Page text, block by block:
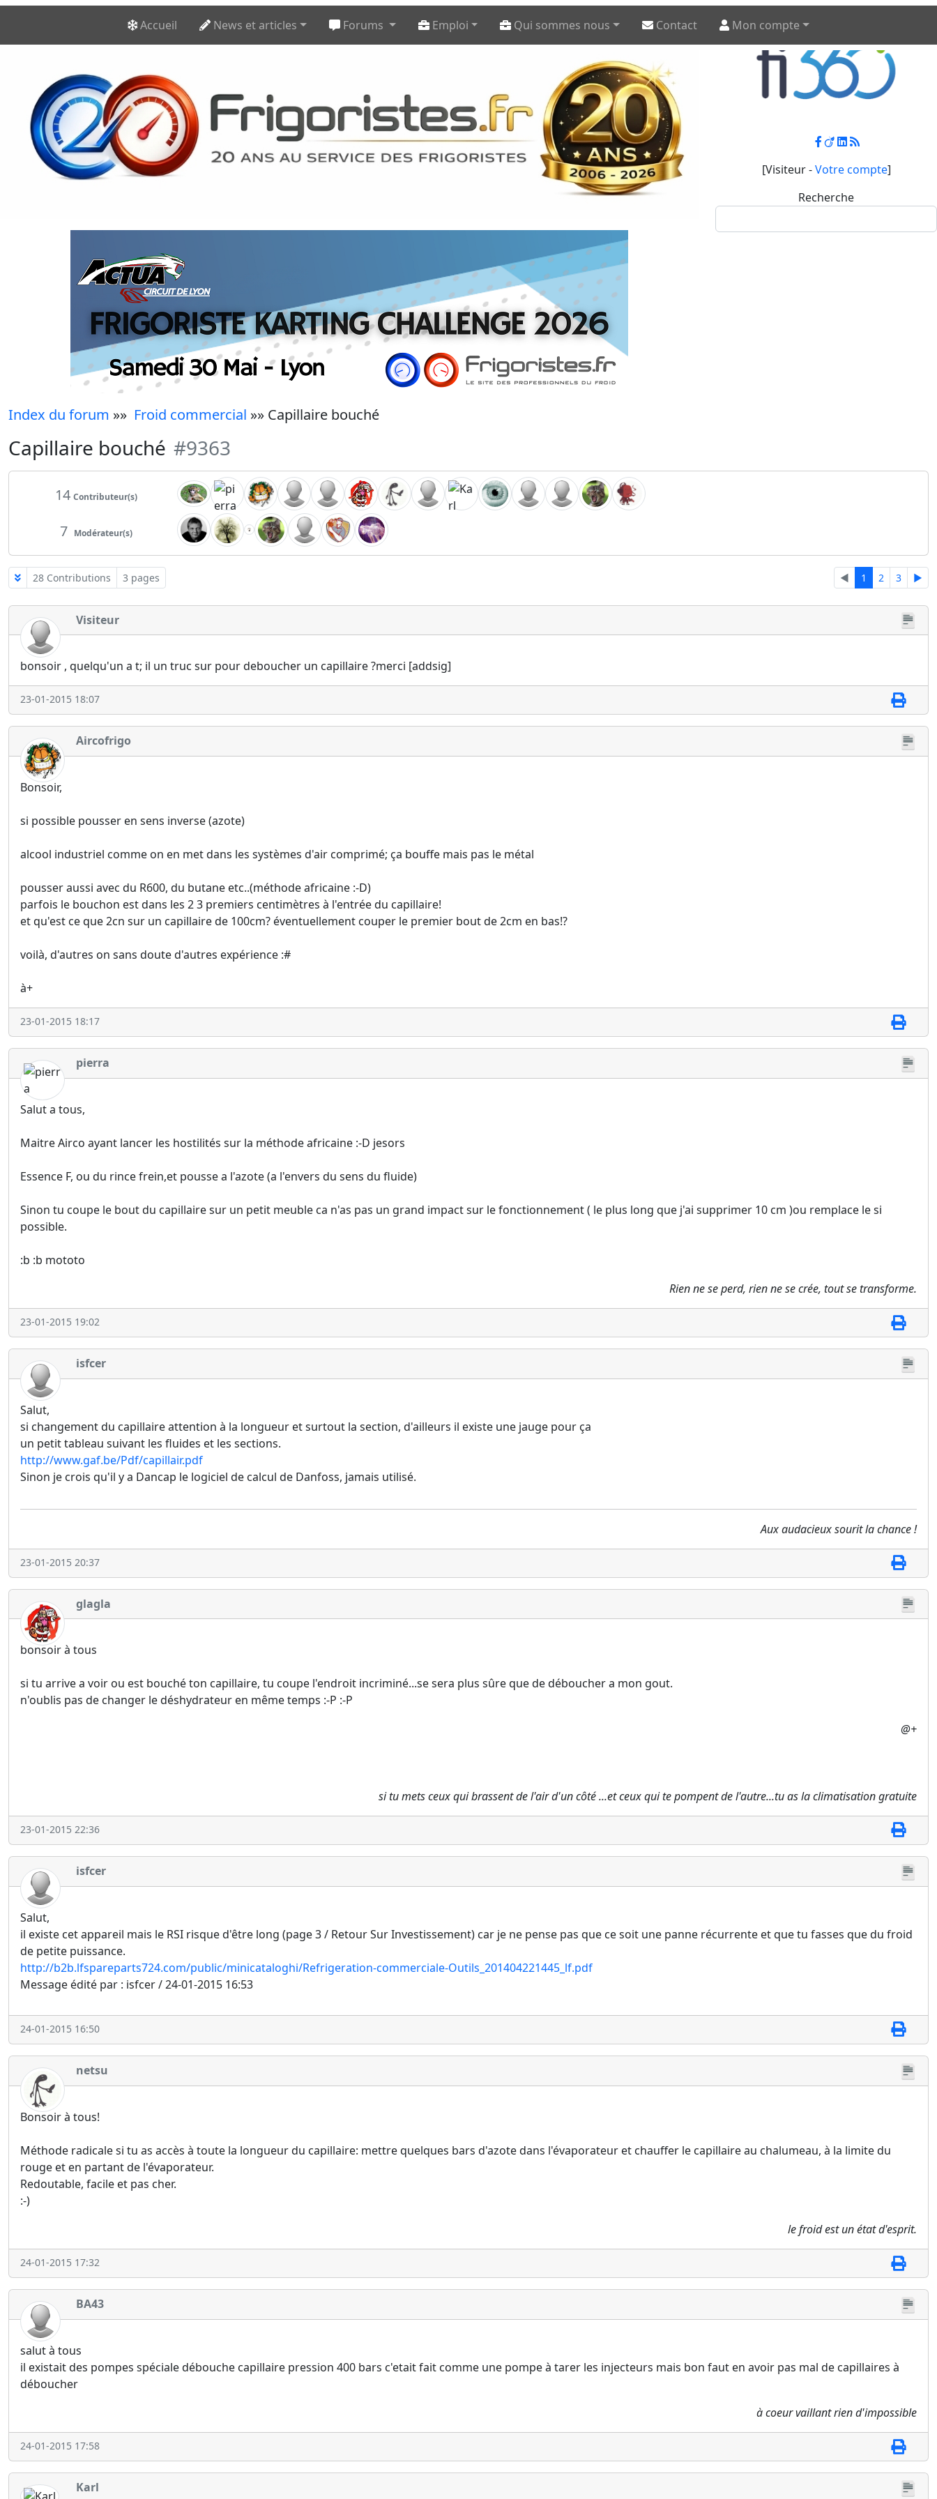
Accueil News et articles Forums Emploi Qui sommes nous Contact Mon compte
[Visiteur -Votre compte]
Recherche
Index du forum »» Froid commercial »» Capillaire bouché
Capillaire bouché #9363
14 Contributeur(s)
7 Modérateur(s)
28 Contributions 3 pages ◄ 1 2 3 ►
Visiteur
bonsoir , quelqu'un a t; il un truc sur pour deboucher un capillaire ?merci [addsig]
23-01-2015 18:07
Aircofrigo
Bonsoir,
si possible pousser en sens inverse (azote)
alcool industriel comme on en met dans les systèmes d'air comprimé; ça bouffe mais pas le métal
pousser aussi avec du R600, du butane etc..(méthode africaine :-D)
parfois le bouchon est dans les 2 3 premiers centimètres à l'entrée du capillaire!
et qu'est ce que 2cn sur un capillaire de 100cm? éventuellement couper le premier bout de 2cm en bas!?
voilà, d'autres on sans doute d'autres expérience :#
à+
23-01-2015 18:17
pierra
Salut a tous,
Maitre Airco ayant lancer les hostilités sur la méthode africaine :-D jesors
Essence F, ou du rince frein,et pousse a l'azote (a l'envers du sens du fluide)
Sinon tu coupe le bout du capillaire sur un petit meuble ca n'as pas un grand impact sur le fonctionnement ( le plus long que j'ai supprimer 10 cm )ou remplace le si
possible.
:b :b mototo
Rien ne se perd, rien ne se crée, tout se transforme.
23-01-2015 19:02
isfcer
Salut,
si changement du capillaire attention à la longueur et surtout la section, d'ailleurs il existe une jauge pour ça
un petit tableau suivant les fluides et les sections.
http://www.gaf.be/Pdf/capillair.pdf
Sinon je crois qu'il y a Dancap le logiciel de calcul de Danfoss, jamais utilisé.
Aux audacieux sourit la chance !
23-01-2015 20:37
glagla
bonsoir à tous
si tu arrive a voir ou est bouché ton capillaire, tu coupe l'endroit incriminé...se sera plus sûre que de déboucher a mon gout.
n'oublis pas de changer le déshydrateur en même temps :-P :-P
@+
si tu mets ceux qui brassent de l'air d'un côté ...et ceux qui te pompent de l'autre...tu as la climatisation gratuite
23-01-2015 22:36
isfcer
Salut,
il existe cet appareil mais le RSI risque d'être long (page 3 / Retour Sur Investissement) car je ne pense pas que ce soit une panne récurrente et que tu fasses que du froid
de petite puissance.
http://b2b.lfspareparts724.com/public/minicataloghi/Refrigeration-commerciale-Outils_201404221445_lf.pdf
Message édité par : isfcer / 24-01-2015 16:53
24-01-2015 16:50
netsu
Bonsoir à tous!
Méthode radicale si tu as accès à toute la longueur du capillaire: mettre quelques bars d'azote dans l'évaporateur et chauffer le capillaire au chalumeau, à la limite du
rouge et en partant de l'évaporateur.
Redoutable, facile et pas cher.
:-)
le froid est un état d'esprit.
24-01-2015 17:32
BA43
salut à tous
il existait des pompes spéciale débouche capillaire pression 400 bars c'etait fait comme une pompe à tarer les injecteurs mais bon faut en avoir pas mal de capillaires à
déboucher
à coeur vaillant rien d'impossible
24-01-2015 17:58
Karl